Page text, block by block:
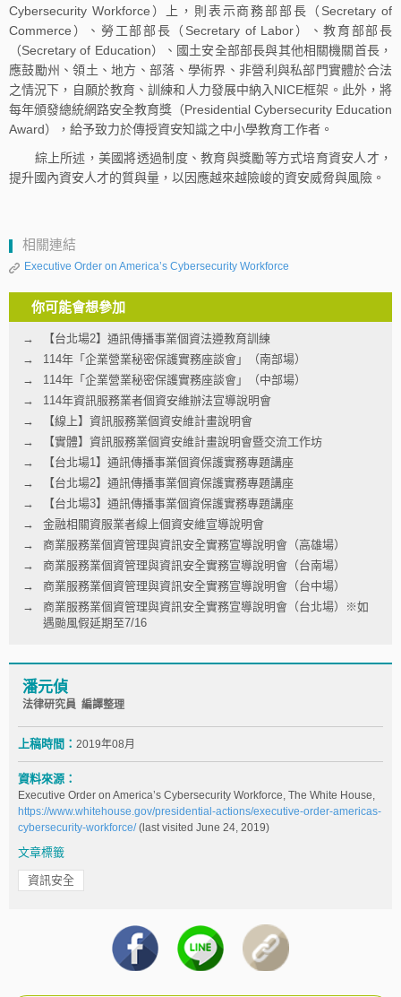
Cybersecurity Workforce）上，則表示商務部部長（Secretary of
Commerce）、勞工部部長（Secretary of Labor）、教育部部長
（Secretary of Education）、國土安全部部長與其他相關機關首長，
應鼓勵州、領土、地方、部落、學術界、非營利與私部門實體於合法
之情況下，自願於教育、訓練和人力發展中納入NICE框架。此外，將
每年頒發總統網路安全教育獎（Presidential Cybersecurity Education
Award），給予致力於傳授資安知識之中小學教育工作者。
綜上所述，美國將透過制度、教育與獎勵等方式培育資安人才，
提升國內資安人才的質與量，以因應越來越險峻的資安威脅與風險。
相關連結
Executive Order on America’s Cybersecurity Workforce
你可能會想參加
【台北場2】通訊傳播事業個資法遵教育訓練
114年「企業營業秘密保護實務座談會」（南部場）
114年「企業營業秘密保護實務座談會」（中部場）
114年資訊服務業者個資安維辦法宣導說明會
【線上】資訊服務業個資安維計畫說明會
【實體】資訊服務業個資安維計畫說明會暨交流工作坊
【台北場1】通訊傳播事業個資保護實務專題講座
【台北場2】通訊傳播事業個資保護實務專題講座
【台北場3】通訊傳播事業個資保護實務專題講座
金融相關資服業者線上個資安維宣導說明會
商業服務業個資管理與資訊安全實務宣導說明會（高雄場）
商業服務業個資管理與資訊安全實務宣導說明會（台南場）
商業服務業個資管理與資訊安全實務宣導說明會（台中場）
商業服務業個資管理與資訊安全實務宣導說明會（台北場）※如
遇颱風假延期至7/16
潘元偵
法律研究員 編譯整理
上稿時間： 2019年08月
資料來源：
Executive Order on America’s Cybersecurity Workforce, The White House,
https://www.whitehouse.gov/presidential-actions/executive-order-americas-
cybersecurity-workforce/(last visited June 24, 2019)
文章標籤
資訊安全